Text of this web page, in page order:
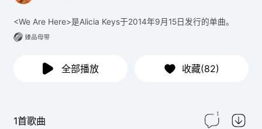
<We Are Here>是Alicia Keys于2014年9月15日发行的单曲。
全部播放 收藏(82)
1首歌曲
1